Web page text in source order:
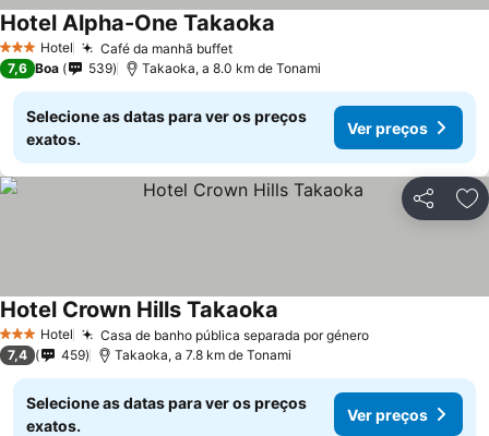
3 EstrelasHotel Café da manhã buffetVer preços
Hotel Alpha-One Takaoka
7,6 Boa 539 Takaoka, a 8.0 km de Tonami
Selecione as datas para ver os preços
exatos.
Ver preços
Partilhar
3 EstrelasHotel Casa de banho pública separada por géneroVer preços
Hotel Crown Hills Takaoka
7,4 459 Takaoka, a 7.8 km de Tonami
Selecione as datas para ver os preços
exatos.
Ver preços